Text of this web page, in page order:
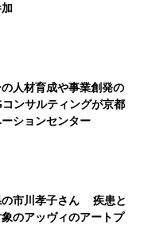
人材育成や事業創発の
ンサルティングが京都
ションセンター
の市川孝子さん 疾患と
のアッヴィのアートプ